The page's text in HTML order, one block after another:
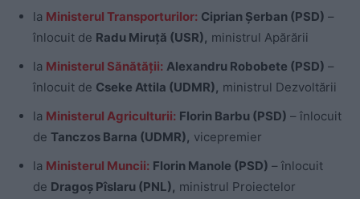
la Ministerul Transporturilor: Ciprian Șerban (PSD) –
înlocuit de Radu Miruță (USR), ministrul Apărării
la Ministerul Sănătății: Alexandru Robobete (PSD) –
înlocuit de Cseke Attila (UDMR), ministrul Dezvoltării
la Ministerul Agriculturii: Florin Barbu (PSD) – înlocuit
de Tanczos Barna (UDMR), vicepremier
la Ministerul Muncii: Florin Manole (PSD) – înlocuit
de Dragoș Pîslaru (PNL), ministrul Proiectelor